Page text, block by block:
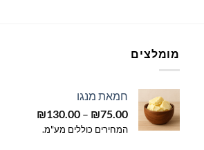
מומלצים
חמאת מנגו
₪75.00
–
₪130.00
המחירים כוללים מע"מ.